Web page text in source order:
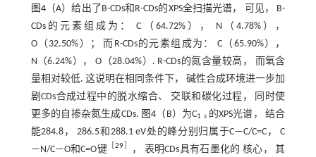
图4（A）给出了B-CDs和R-CDs的XPS全扫描光谱， 可见， B-
CDs的元素组成为： C（64.72%）， N（4.78%），
O（32.50%）； 而R-CDs的元素组成为： C（65.90%），
N（6.24%）， O（28.04%）. R-CDs的氮含量较高， 而氧含
量相对较低. 这说明在相同条件下， 碱性合成环境进一步加
剧CDs合成过程中的脱水缩合、 交联和碳化过程， 同时使
更多的自掺杂氮生成CDs. 图4 （B）为C1 s的XPS光谱， 结合
能284.8， 286.5和288.1 eV处的峰分别归属于C—C/C=C， C
—N/C—O和C=O键［29］
， 表明CDs具有石墨化的 核心， 其